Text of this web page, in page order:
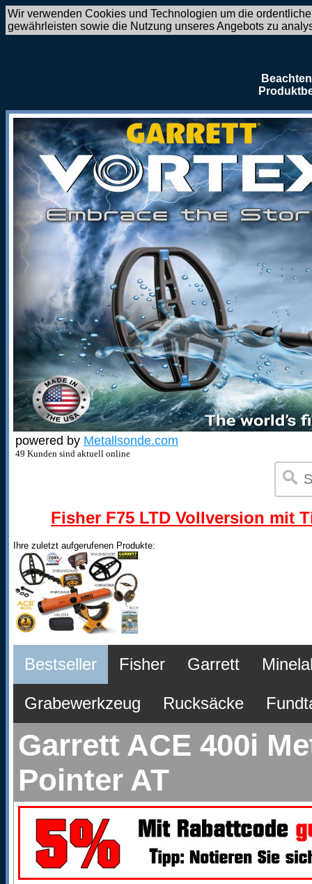
Wir verwenden Cookies und Technologien um die
gewährleisten sowie die Nutzung unseres Angebots zu
powered by Metallsonde.com
49 Kunden sind aktuell online
Fisher F75 LTD Vollversion mit
Ihre zuletzt aufgerufenen Produkte:
Bestseller Fisher Garrett
Grabewerkzeug Rucksäcke
Garrett ACE 400i
Pointer AT